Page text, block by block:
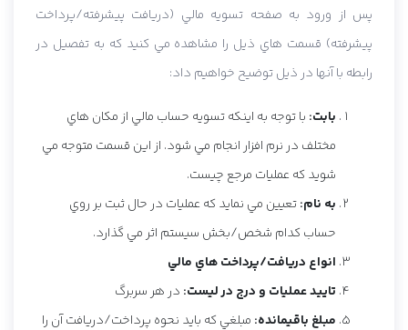
پس از ورود به صفحه تسويه مالي (دريافت پيشرفته/پرداخت
پيشرفته) قسمت هاي ذيل را مشاهده مي کنيد که به تفصيل در
رابطه با آنها در ذيل توضيح خواهيم داد:
بابت: با توجه به اينکه تسويه حساب مالي از مکان هاي
مختلف در نرم افزار انجام مي شود. از اين قسمت متوجه مي
شويد که عمليات مرجع چيست.
به نام:تعيين مي نمايد که عمليات در حال ثبت بر روي
حساب کدام شخص/بخش سيستم اثر مي گذارد.
انواع دريافت/پرداخت هاي مالي
تاييد عمليات و درج در ليست: در هر سربرگ
مبلغ باقيمانده: مبلغي که بايد نحوه پرداخت/دريافت آن را